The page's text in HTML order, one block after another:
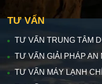
TƯ VẤN
TƯ VẤN TRUNG TÂM
TƯ VẤN GIẢI PHÁP AN
TƯ VẤN MÁY LẠNH